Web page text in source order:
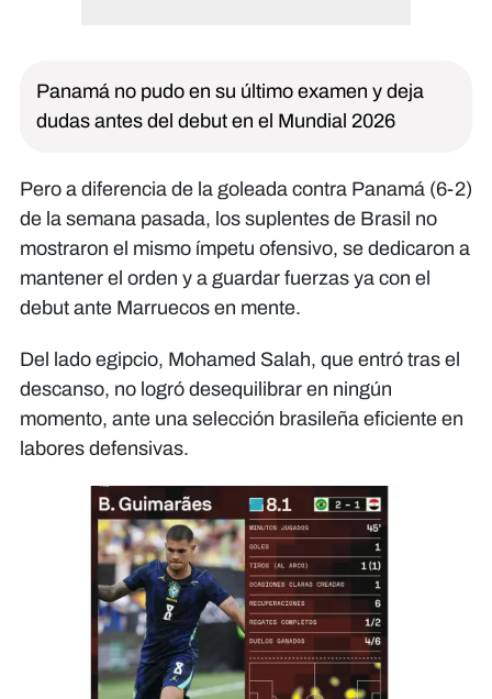
Panamá no pudo en su último examen y deja
dudas antes del debut en el Mundial 2026
Pero a diferencia de la goleada contra Panamá (6-2)
de la semana pasada, los suplentes de Brasil no
mostraron el mismo ímpetu ofensivo, se dedicaron a
mantener el orden y a guardar fuerzas ya con el
debut ante Marruecos en mente.
Del lado egipcio, Mohamed Salah, que entró tras el
descanso, no logró desequilibrar en ningún
momento, ante una selección brasileña eficiente en
labores defensivas.